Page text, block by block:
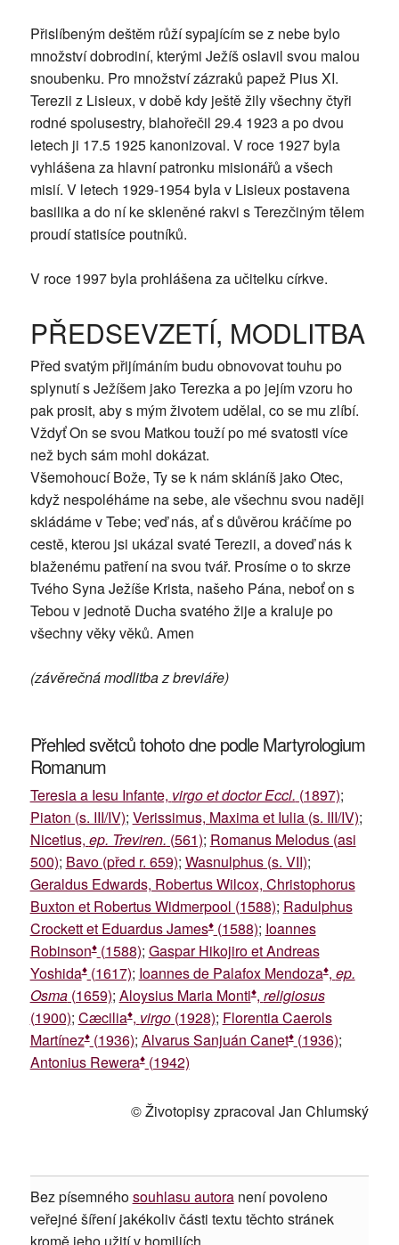
Přislíbeným deštěm růží sypajícím se z nebe bylo
množství dobrodiní, kterými Ježíš oslavil svou malou
snoubenku. Pro množství zázraků papež Pius XI.
Terezii z Lisieux, v době kdy ještě žily všechny čtyři
rodné spolusestry, blahořečil 29.4 1923 a po dvou
letech ji 17.5 1925 kanonizoval. V roce 1927 byla
vyhlášena za hlavní patronku misionářů a všech
misií. V letech 1929-1954 byla v Lisieux postavena
basilika a do ní ke skleněné rakvi s Terezčiným tělem
proudí statisíce poutníků.
V roce 1997 byla prohlášena za učitelku církve.
PŘEDSEVZETÍ, MODLITBA
Před svatým přijímáním budu obnovovat touhu po
splynutí s Ježíšem jako Terezka a po jejím vzoru ho
pak prosit, aby s mým životem udělal, co se mu zlíbí.
Vždyť On se svou Matkou touží po mé svatosti více
než bych sám mohl dokázat.
Všemohoucí Bože, Ty se k nám skláníš jako Otec,
když nespoléháme na sebe, ale všechnu svou naději
skládáme v Tebe; veď nás, ať s důvěrou kráčíme po
cestě, kterou jsi ukázal svaté Terezii, a doveď nás k
blaženému patření na svou tvář. Prosíme o to skrze
Tvého Syna Ježíše Krista, našeho Pána, neboť on s
Tebou v jednotě Ducha svatého žije a kraluje po
všechny věky věků. Amen
(závěrečná modlitba z breviáře)
Přehled světců tohoto dne podle Martyrologium
Romanum
Teresia a Iesu Infante, virgo et doctor Eccl. (1897);
Piaton (s. III/IV); Verissimus, Maxima et Iulia (s. III/IV);
Nicetius, ep. Treviren. (561); Romanus Melodus (asi
500); Bavo (před r. 659); Wasnulphus (s. VII);
Geraldus Edwards, Robertus Wilcox, Christophorus
Buxton et Robertus Widmerpool (1588); Radulphus
Crockett et Eduardus James♦(1588); Ioannes
Robinson♦(1588); Gaspar Hikojiro et Andreas
Yoshida♦(1617); Ioannes de Palafox Mendoza♦, ep.
Osma(1659); Aloysius Maria Monti♦, religiosus
(1900); Cæcilia♦, virgo(1928); Florentia Caerols
Martínez♦(1936); Alvarus Sanjuán Canet♦(1936);
Antonius Rewera♦(1942)
© Životopisy zpracoval Jan Chlumský
Bez písemnéhosouhlasu autoranení povoleno
veřejné šíření jakékoliv části textu těchto stránek
kromě jeho užití v homiliích.